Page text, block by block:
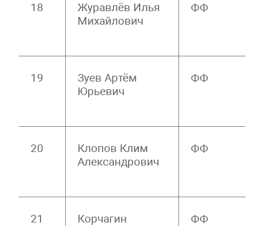
18
Журавлёв Илья
Михайлович
ФФ
19
Зуев Артём
Юрьевич
ФФ
20
Клопов Клим
Александрович
ФФ
21
Корчагин
ФФ